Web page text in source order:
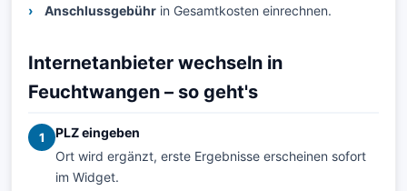
Anschlussgebühr in Gesamtkosten einrechnen.
Internetanbieter wechseln in
Feuchtwangen – so geht's
1
PLZ eingeben
Ort wird ergänzt, erste Ergebnisse erscheinen sofort
im Widget.